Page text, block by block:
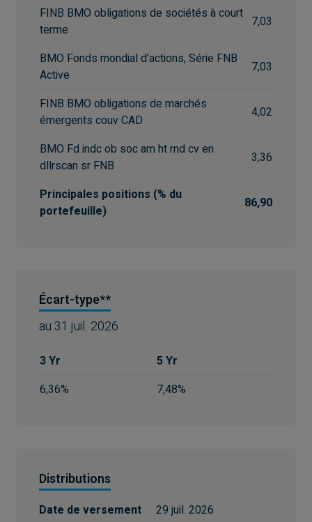
FINB BMO obligations de sociétés à court
terme
7,03
BMO Fonds mondial d’actions, Série FNB
Active
7,03
FINB BMO obligations de marchés
émergents couv CAD
4,02
BMO Fd indc ob soc am ht rnd cv en
dllrscan sr FNB
3,36
Principales positions (% du
portefeuille)
86,90
Écart-type**
au 31 juil. 2026
3 Yr
5 Yr
6,36%
7,48%
Distributions
Date de versement
29 juil. 2026